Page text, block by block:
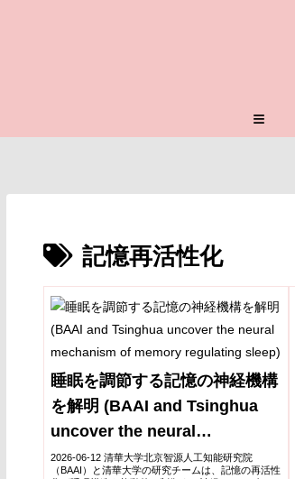
≡
記憶再活性化
睡眠を調節する記憶の神経機構
を解明 (BAAI and Tsinghua
uncover the neural
mechanism of memory
2026-06-12 清華大学北京智源人工知能研究院
（BAAI）と清華大学の研究チームは、記憶の再活性